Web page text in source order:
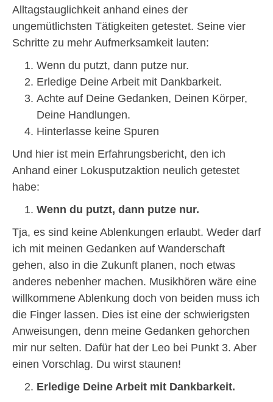
Alltagstauglichkeit anhand eines der
ungemütlichsten Tätigkeiten getestet. Seine vier
Schritte zu mehr Aufmerksamkeit lauten:
Wenn du putzt, dann putze nur.
Erledige Deine Arbeit mit Dankbarkeit.
Achte auf Deine Gedanken, Deinen Körper,
Deine Handlungen.
Hinterlasse keine Spuren
Und hier ist mein Erfahrungsbericht, den ich
Anhand einer Lokusputzaktion neulich getestet
habe:
Wenn du putzt, dann putze nur.
Tja, es sind keine Ablenkungen erlaubt. Weder darf
ich mit meinen Gedanken auf Wanderschaft
gehen, also in die Zukunft planen, noch etwas
anderes nebenher machen. Musikhören wäre eine
willkommene Ablenkung doch von beiden muss ich
die Finger lassen. Dies ist eine der schwierigsten
Anweisungen, denn meine Gedanken gehorchen
mir nur selten. Dafür hat der Leo bei Punkt 3. Aber
einen Vorschlag. Du wirst staunen!
Erledige Deine Arbeit mit Dankbarkeit.